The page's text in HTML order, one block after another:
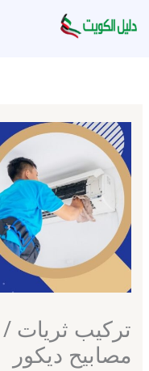
إلى
مصابيح ديكور